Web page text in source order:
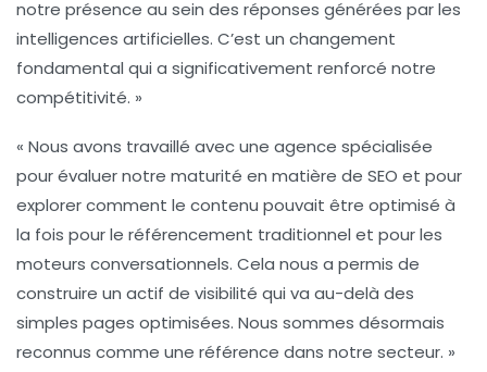
notre présence au sein des réponses générées par les
intelligences artificielles. C’est un changement
fondamental qui a significativement renforcé notre
compétitivité. »
« Nous avons travaillé avec une agence spécialisée
pour évaluer notre maturité en matière de SEO et pour
explorer comment le contenu pouvait être optimisé à
la fois pour le référencement traditionnel et pour les
moteurs conversationnels. Cela nous a permis de
construire un actif de visibilité qui va au-delà des
simples pages optimisées. Nous sommes désormais
reconnus comme une référence dans notre secteur. »